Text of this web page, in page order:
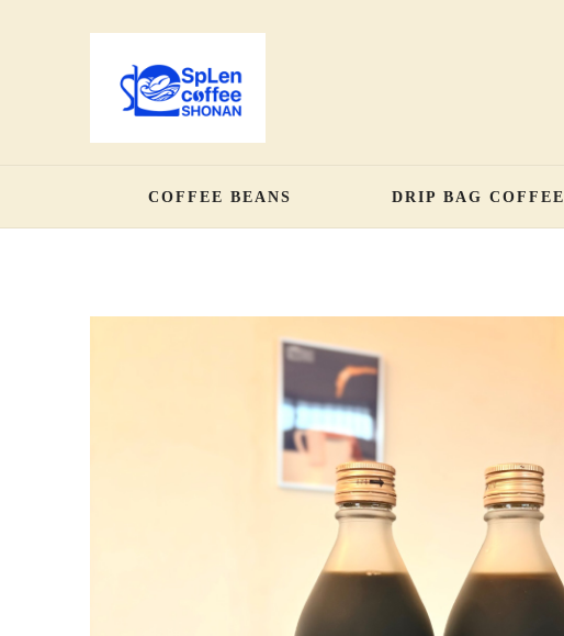
COFFEE BEANS DRIP BAG COFFEE